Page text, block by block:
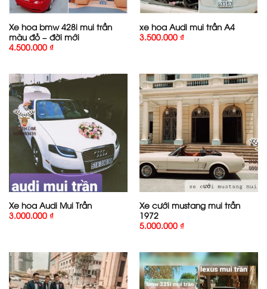
Xe hoa bmw 428i mui trần
màu đỏ – đời mới
4.500.000 ₫
xe hoa Audi mui trần A4
3.500.000 ₫
Xe hoa Audi Mui Trần
3.000.000 ₫
Xe cưới mustang mui trần
1972
5.000.000 ₫